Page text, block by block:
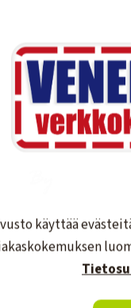
Asiakaspalvelu
020 755 8926
käyttää